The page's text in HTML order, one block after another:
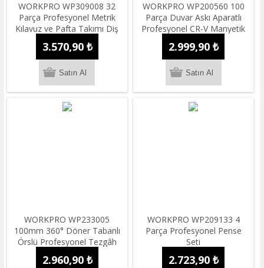
WORKPRO WP309008 32
Parça Profesyonel Metrik
Kılavuz ve Pafta Takımı Diş
3.570,90 ₺
WORKPRO WP200560 100
Parça Duvar Askı Aparatlı
Profesyonel CR-V Manyetik
Tornavida ve Bits Uç Seti
2.999,90 ₺
WORKPRO WP233005
100mm 360° Döner Tabanlı
Örslü Profesyonel Tezgâh
2.960,90 ₺
WORKPRO WP209133 4
Parça Profesyonel Pense
Seti
2.723,90 ₺